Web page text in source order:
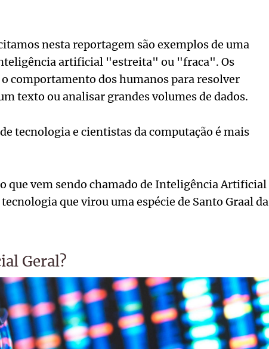
nesta reportagem são exemplos de uma
artificial "estreita" ou "fraca". Os
comportamento dos humanos para resolver
texto ou analisar grandes volumes de dados.
tecnologia e cientistas da computação é mais
que vem sendo chamado de Inteligência Artificial
que virou uma espécie de Santo Graal da
Geral?